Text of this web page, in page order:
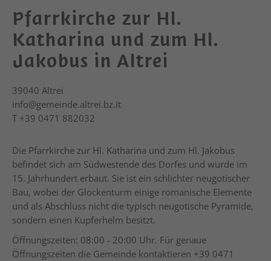
Pfarrkirche zur Hl.
Katharina und zum Hl.
Jakobus in Altrei
39040 Altrei
info@gemeinde.altrei.bz.it
T +39 0471 882032
Die Pfarrkirche zur Hl. Katharina und zum Hl. Jakobus
befindet sich am Südwestende des Dorfes und wurde im
15. Jahrhundert erbaut. Sie ist ein schlichter neugotischer
Bau, wobei der Glockenturm einige romanische Elemente
und als Abschluss nicht die typisch neugotische Pyramide,
sondern einen Kupferhelm besitzt.
Öffnungszeiten: 08:00 - 20:00 Uhr. Für genaue
Öffnungszeiten die Gemeinde kontaktieren +39 0471